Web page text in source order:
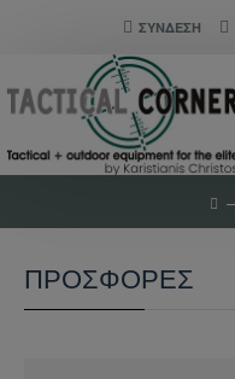
ΣΎΝΔΕΣΗ
ΠΡΟΣΦΟΡΈΣ